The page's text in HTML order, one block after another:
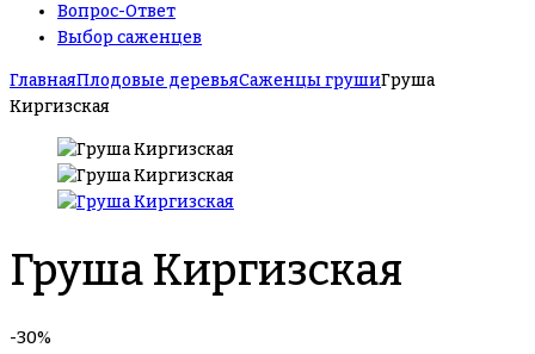
Вопрос-Ответ
Выбор саженцев
ГлавнаяПлодовые деревьяСаженцы грушиГруша
Киргизская
Груша Киргизская
-30%